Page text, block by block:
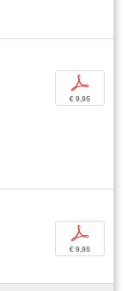
p
€ 9,95
p
€ 9,95